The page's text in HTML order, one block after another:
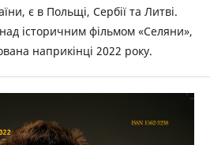
є в Польщі, Сербії та Литві.
історичним фільмом «Селяни»,
наприкінці 2022 року.